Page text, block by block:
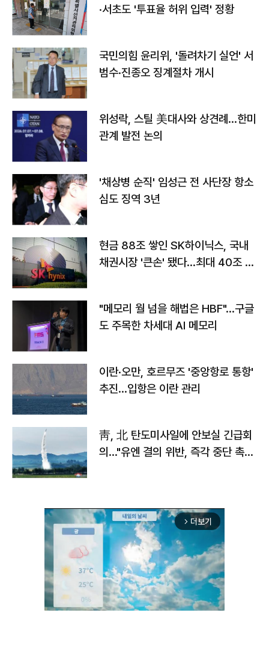
·서초도 '투표율 허위 입력' 정황
국민의힘 윤리위, '돌려차기 실언' 서
범수·진종오 징계절차 개시
위성락, 스틸 美대사와 상견례…한미
관계 발전 논의
'채상병 순직' 임성근 전 사단장 항소
심도 징역 3년
현금 88조 쌓인 SK하이닉스, 국내
채권시장 '큰손' 됐다…최대 40조 투
"메모리 월 넘을 해법은 HBF"…구글
도 주목한 차세대 AI 메모리
이란·오만, 호르무즈 '중앙항로 통항'
추진…입항은 이란 관리
靑, 北 탄도미사일에 안보실 긴급회
의…"유엔 결의 위반, 즉각 중단 촉
arrow_forward_ios 더보기